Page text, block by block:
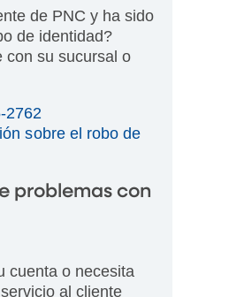
de PNC y ha sido
de identidad?
con su sucursal o
2762
sobre el robo de
problemas con
cuenta o necesita
al cliente